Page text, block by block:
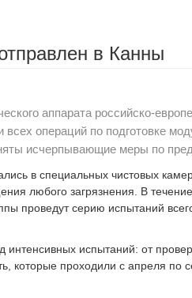
в Канны
аппарата российско-
операций по подготовке
исчерпывающие меры по
в специальных чистовых
любого загрязнения. В
проведут серию испытаний
испытаний: от
которые проходили с апреля по